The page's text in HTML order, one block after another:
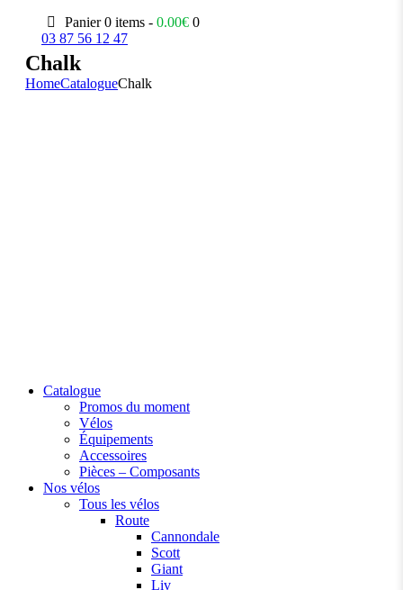
Panier 0 items -0.00€ 0
03 87 56 12 47
Chalk
HomeCatalogueChalk
Catalogue
Promos du moment
Vélos
Équipements
Accessoires
Pièces – Composants
Nos vélos
Tous les vélos
Route
Cannondale
Scott
Giant
Liv